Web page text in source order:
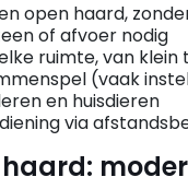
open haard,
of afvoer nodig
ruimte, van
(vaak
en huisdieren
via